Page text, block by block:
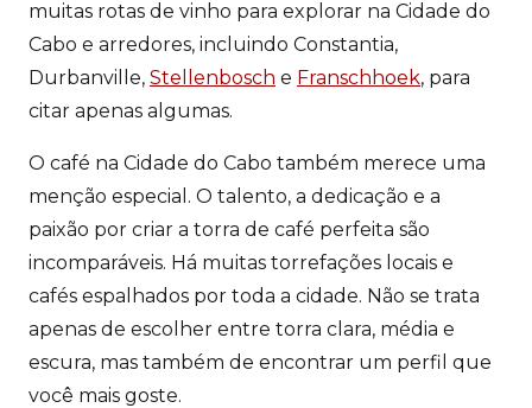
muitas rotas de vinho para explorar na Cidade do
Cabo e arredores, incluindo Constantia,
Durbanville, Stellenbosch e Franschhoek, para
citar apenas algumas.
O café na Cidade do Cabo também merece uma
menção especial. O talento, a dedicação e a
paixão por criar a torra de café perfeita são
incomparáveis. Há muitas torrefações locais e
cafés espalhados por toda a cidade. Não se trata
apenas de escolher entre torra clara, média e
escura, mas também de encontrar um perfil que
você mais goste.